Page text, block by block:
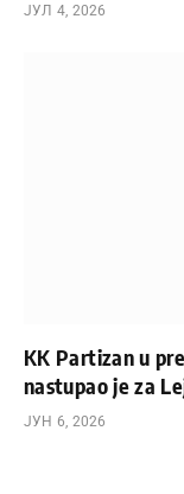
ЈУЛ 4, 2026
KK Partizan u
nastupao je za
ЈУН 6, 2026